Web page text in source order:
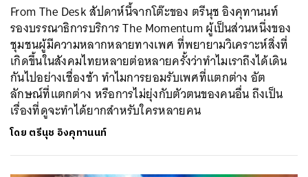
From The Desk สัปดาห์นี้จากโต๊ะของ ตรีนุช อิงคุทานนท์
รองบรรณาธิการบริการ The Momentum ผู้เป็นส่วนหนึ่งของ
ชุมชนผู้มีความหลากหลายทางเพศ ที่พยายามวิเคราะห์สิ่งที่
เกิดขึ้นในสังคมไทยหลายต่อหลายครั้งว่าทำไมเราถึงได้เดิน
กันไปอย่างเชื่องช้า ทำไมการยอมรับเพศที่แตกต่าง อัต
ลักษณ์ที่แตกต่าง หรือการไม่ยุ่งกับตัวตนของคนอื่น ถึงเป็น
เรื่องที่ดูจะทำได้ยากสำหรับใครหลายคน
โดย ตรีนุช อิงคุทานนท์